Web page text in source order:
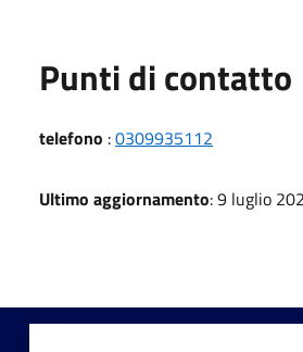
Punti di contatto
telefono :0309935112
Ultimo aggiornamento: 9 luglio